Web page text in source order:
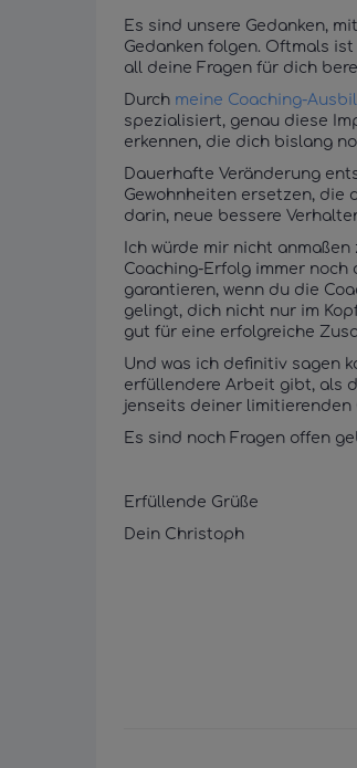
Es sind unsere Gedanken,
Gedanken folgen. Oftmals
all deine Fragen für dich
Durch meine Coaching-
spezialisiert, genau diese
erkennen, die dich bislang
Dauerhafte Veränderung
Gewohnheiten ersetzen, die
darin, neue bessere
Ich würde mir nicht
Coaching-Erfolg immer noch
garantieren, wenn du die
gelingt, dich nicht nur im
gut für eine erfolgreiche
Und was ich definitiv sagen
erfüllendere Arbeit gibt, als
jenseits deiner limitierenden
Es sind noch Fragen offen
Erfüllende Grüße
Dein Christoph